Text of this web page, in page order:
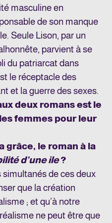
masculine en
de son manque
Seule Lison, par un
parvient à se
du patriarcat dans
le réceptacle des
et la guerre des sexes.
deux romans est le
femmes pour leur
grâce, le roman à la
d’une ile?
de ces deux
que la création
; et qu’à notre
ne peut être que